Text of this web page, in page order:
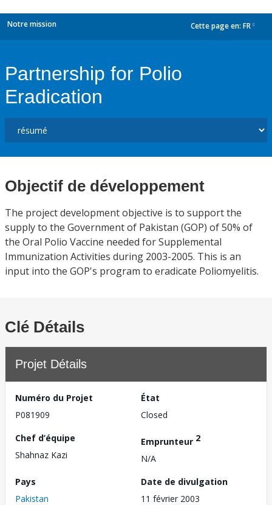
Notre mission Cette page en: FR
Partnership for Polio
Eradication
Objectif de développement
The project development objective is to support the
supply to the Government of Pakistan (GOP) of 50% of
the Oral Polio Vaccine needed for Supplemental
Immunization Activities during 2003-2005. This is an
input into the GOP's program to eradicate Poliomyelitis.
Clé Détails
Projet Détails
Numéro du Projet
P081909
État
Closed
Chef d’équipe
Shahnaz Kazi
Emprunteur 2
N/A
Pays
Pakistan
Date de divulgation
11 février 2003